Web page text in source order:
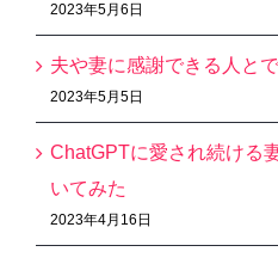
2023年5月6日
夫や妻に感謝できる人と
2023年5月5日
ChatGPTに愛され続ける
いてみた
2023年4月16日